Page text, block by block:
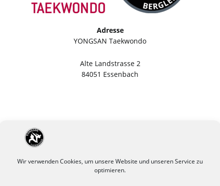
Wir verwenden Cookies, um unsere Website und unseren Service zu
optimieren.
Adresse
YONGSAN Taekwondo
Alte Landstrasse 2
84051 Essenbach